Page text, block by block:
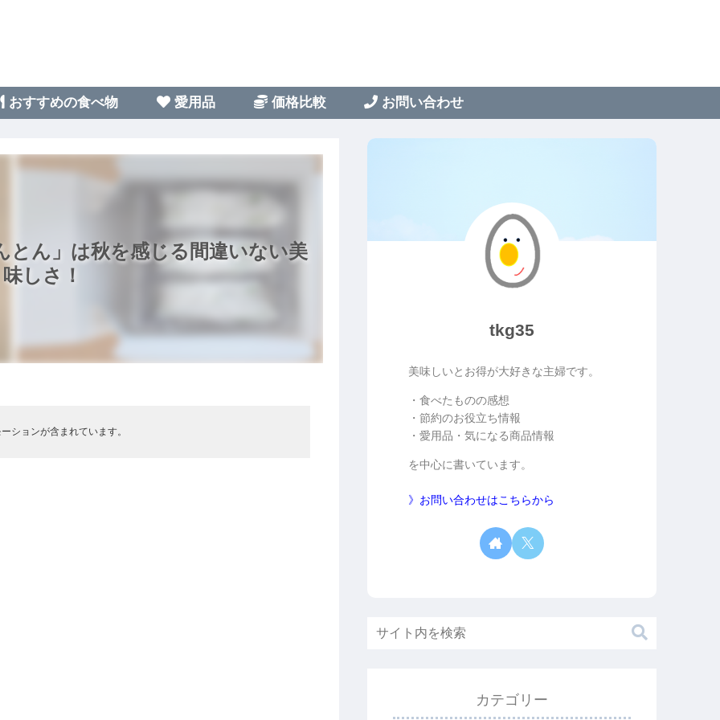
おすすめの食べ物 愛用品 価格比較 お問い合わせ
とん」は秋を感じる間違いない美
味しさ！
ションが含まれています。
tkg35
美味しいとお得が大好きな主婦です。
・食べたものの感想
・節約のお役立ち情報
・愛用品・気になる商品情報
を中心に書いています。
》お問い合わせはこちらから
カテゴリー